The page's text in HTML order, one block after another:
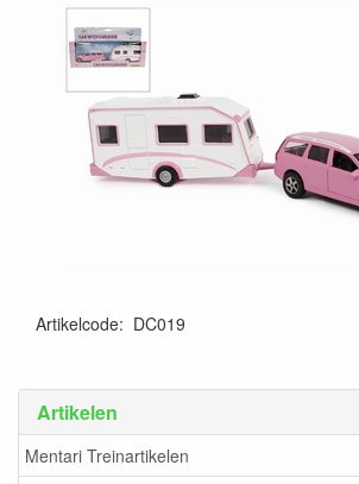
Artikelen
Mentari Treinartikelen
Artikelcode: DC019